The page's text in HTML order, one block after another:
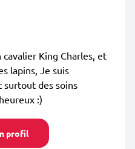
King Charles, et
lapins, Je suis
surtout des soins
:)
profil